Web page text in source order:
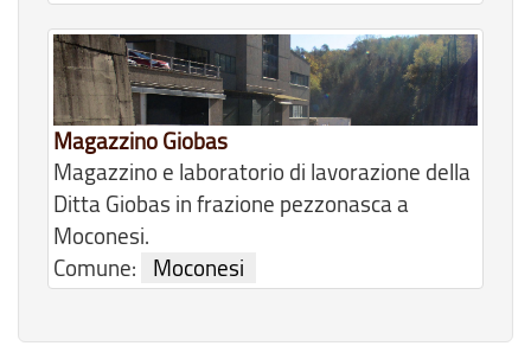
Magazzino Giobas
Magazzino e laboratorio di lavorazione della
Ditta Giobas in frazione pezzonasca a
Moconesi.
Comune:
Moconesi